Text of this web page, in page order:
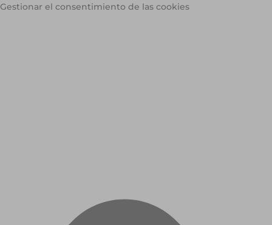
Gestionar el consentimiento de las cookies